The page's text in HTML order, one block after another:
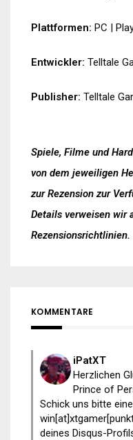
Plattformen: PC |
Entwickler: Telltale
Publisher: Telltale
Spiele, Filme und
von dem jeweiligen
zur Rezension zur
Details verweisen wir
Rezensionsrichtlinien.
KOMMENTARE
iPatXT
Herzlichen
Prince of
Schick uns bitte
deines Disqus-